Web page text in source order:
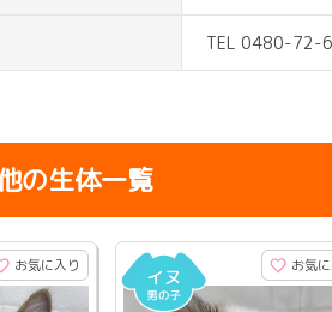
TEL 0480-72-
の生体一覧
お気に入り お気